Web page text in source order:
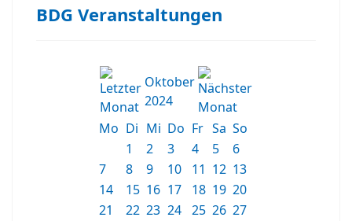
BDG Veranstaltungen
Oktober
2024
Mo Di Mi Do Fr Sa So
1
2 3 4 5
6
7
8 9 10 11 12 13
14
15 16 17 18 19 20
21
22 23 24 25 26 27